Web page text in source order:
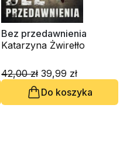
Bez przedawnienia
Katarzyna Żwirełło
42,00 zł 39,99 zł
Do koszyka